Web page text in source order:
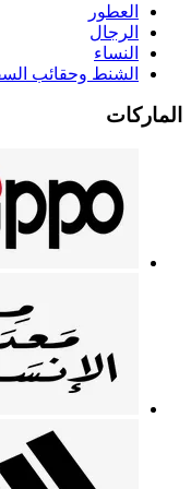
العطور
الرجال
النساء
الشنط وحقائب
الماركات